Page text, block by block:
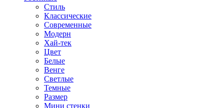
Стиль
Классические
Современные
Модерн
Хай-тек
Цвет
Белые
Венге
Светлые
Темные
Размер
Мини стенки